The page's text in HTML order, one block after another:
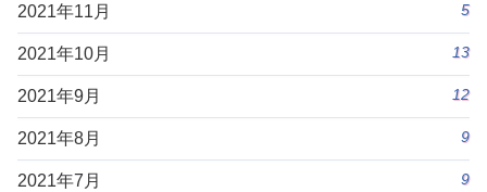
2021年11月 5
2021年10月 13
2021年9月 12
2021年8月 9
2021年7月 9